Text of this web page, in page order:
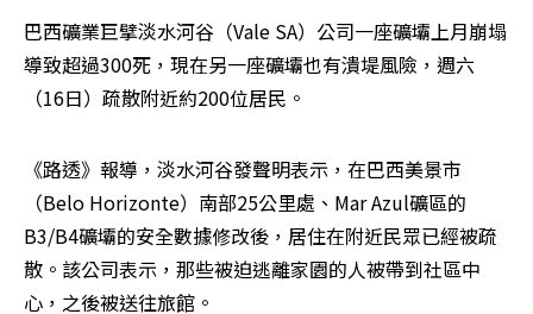
巴西礦業巨擘淡水河谷（Vale SA）公司一座礦壩上月崩塌
導致超過300死，現在另一座礦壩也有潰堤風險，週六
（16日）疏散附近約200位居民。
《路透》報導，淡水河谷發聲明表示，在巴西美景市
（Belo Horizonte）南部25公里處、Mar Azul礦區的
B3/B4礦壩的安全數據修改後，居住在附近民眾已經被疏
散。該公司表示，那些被迫逃離家園的人被帶到社區中
心，之後被送往旅館。